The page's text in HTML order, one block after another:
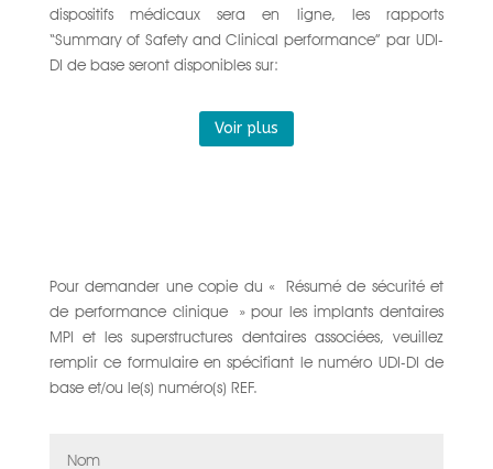
dispositifs médicaux sera en ligne, les rapports
“Summary of Safety and Clinical performance” par UDI-
DI de base seront disponibles sur:
Voir plus
Pour demander une copie du « Résumé de sécurité et
de performance clinique » pour les implants dentaires
MPI et les superstructures dentaires associées, veuillez
remplir ce formulaire en spécifiant le numéro UDI-DI de
base et/ou le(s) numéro(s) REF.